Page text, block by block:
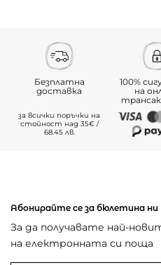
Безплатна
доставка
за всички поръчки на
стойност над 35€ /
68.45 лв.
100%
на
Абонирайте се за бюлетина ни
За да получавате най-
на електронната си поща